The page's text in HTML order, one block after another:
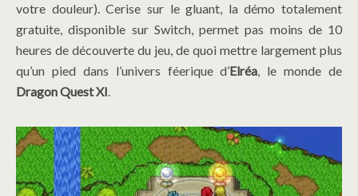
votre douleur). Cerise sur le gluant, la démo totalement
gratuite, disponible sur Switch, permet pas moins de 10
heures de découverte du jeu, de quoi mettre largement plus
qu’un pied dans l’univers féerique d’Elréa, le monde de
Dragon Quest XI.